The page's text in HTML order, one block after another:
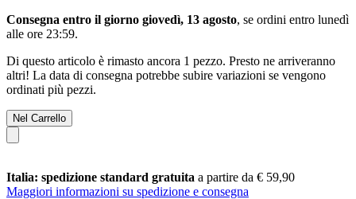
Consegna entro il giorno giovedì, 13 agosto, se ordini entro lunedì
alle ore 23:59.
Di questo articolo è rimasto ancora 1 pezzo. Presto ne arriveranno
altri! La data di consegna potrebbe subire variazioni se vengono
ordinati più pezzi.
Nel Carrello
Italia: spedizione standard gratuita a partire da € 59,90
Maggiori informazioni su spedizione e consegna